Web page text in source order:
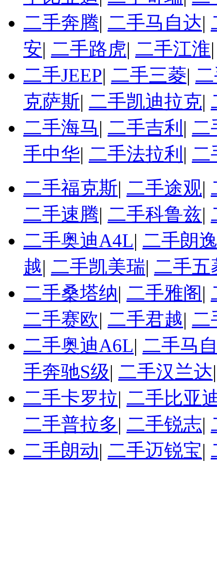
二手奔腾| 二手马自达|
安| 二手路虎| 二手江淮
二手JEEP| 二手三菱|
克萨斯| 二手凯迪拉克|
二手海马| 二手吉利 | 二
手中华| 二手法拉利 | 二
二手福克斯| 二手途观|
二手速腾| 二手科鲁兹|
二手奥迪A4L| 二手朗
越| 二手凯美瑞| 二手五
二手桑塔纳| 二手雅阁|
二手赛欧| 二手君越| 二
二手奥迪A6L| 二手马
手奔驰S级| 二手汉兰达
二手卡罗拉| 二手比亚
二手普拉多| 二手锐志|
二手朗动| 二手迈锐宝|